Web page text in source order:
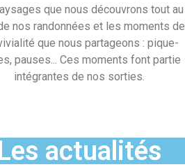
que nous découvrons tout au
nos randonnées et les moments de
que nous partageons : pique-
pauses... Ces moments font partie
intégrantes de nos sorties.
actualités